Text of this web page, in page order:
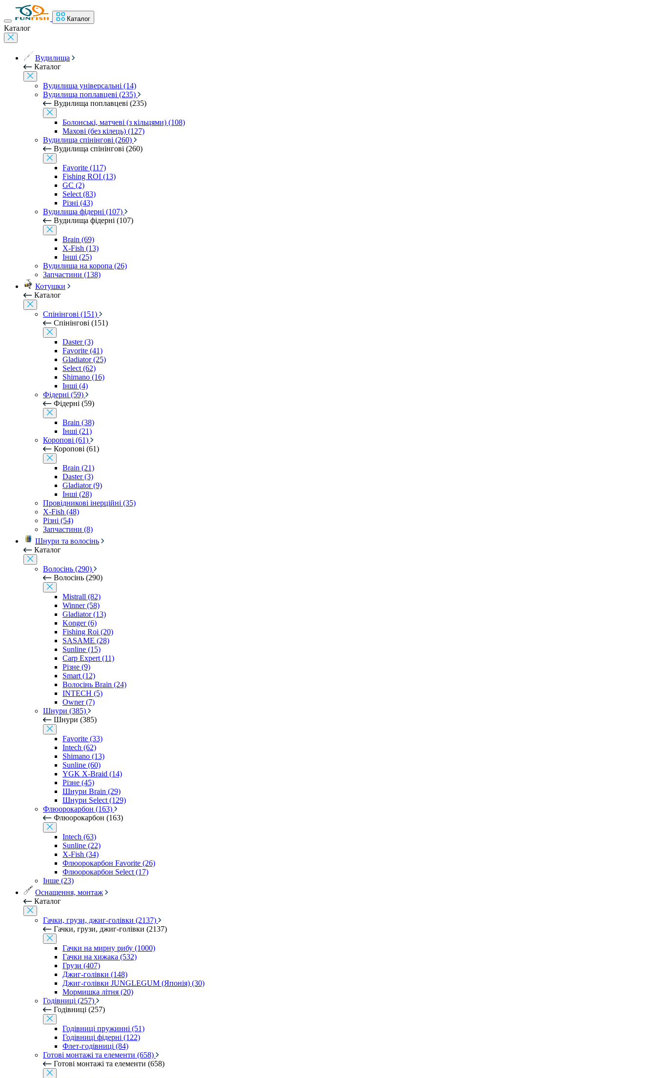
Каталог
Каталог
Вудилища
Каталог
Вудилища універсальні (14)
Вудилища поплавцеві (235)
Вудилища поплавцеві (235)
Болонські, матчеві (з кільцями) (108)
Махові (без кілець) (127)
Вудилища спінінгові (260)
Вудилища спінінгові (260)
Favorite (117)
Fishing ROI (13)
GC (2)
Select (83)
Різні (43)
Вудилища фідерні (107)
Вудилища фідерні (107)
Brain (69)
X-Fish (13)
Інші (25)
Вудилища на коропа (26)
Запчастини (138)
Котушки
Каталог
Спінінгові (151)
Спінінгові (151)
Daster (3)
Favorite (41)
Gladiator (25)
Select (62)
Shimano (16)
Інші (4)
Фідерні (59)
Фідерні (59)
Brain (38)
Інші (21)
Коропові (61)
Коропові (61)
Brain (21)
Daster (3)
Gladiator (9)
Інші (28)
Провідникові інерційні (35)
X-Fish (48)
Різні (54)
Запчастини (8)
Шнури та волосінь
Каталог
Волосінь (290)
Волосінь (290)
Mistrall (82)
Winner (58)
Gladiator (13)
Konger (6)
Fishing Roi (20)
SASAME (28)
Sunline (15)
Carp Expert (11)
Різне (9)
Smart (12)
Волосінь Brain (24)
INTECH (5)
Owner (7)
Шнури (385)
Шнури (385)
Favorite (33)
Intech (62)
Shimano (13)
Sunline (60)
YGK X-Braid (14)
Різне (45)
Шнури Brain (29)
Шнури Select (129)
Флюорокарбон (163)
Флюорокарбон (163)
Intech (63)
Sunline (22)
X-Fish (34)
Флюорокарбон Favorite (26)
Флюорокарбон Select (17)
Інше (23)
Оснащення, монтаж
Каталог
Гачки, грузи, джиг-голівки (2137)
Гачки, грузи, джиг-голівки (2137)
Гачки на мирну рибу (1000)
Гачки на хижака (532)
Грузи (407)
Джиг-голівки (148)
Джиг-голівки JUNGLEGUM (Японія) (30)
Мормишка літня (20)
Годівниці (257)
Годівниці (257)
Годівниці пружинні (51)
Годівниці фідерні (122)
Флет-годівниці (84)
Готові монтажі та елементи (658)
Готові монтажі та елементи (658)